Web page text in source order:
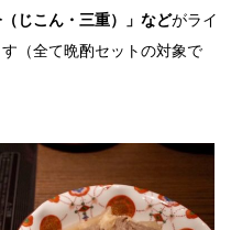
じこん・三重）」などがライ
（全て晩酌セットの対象で